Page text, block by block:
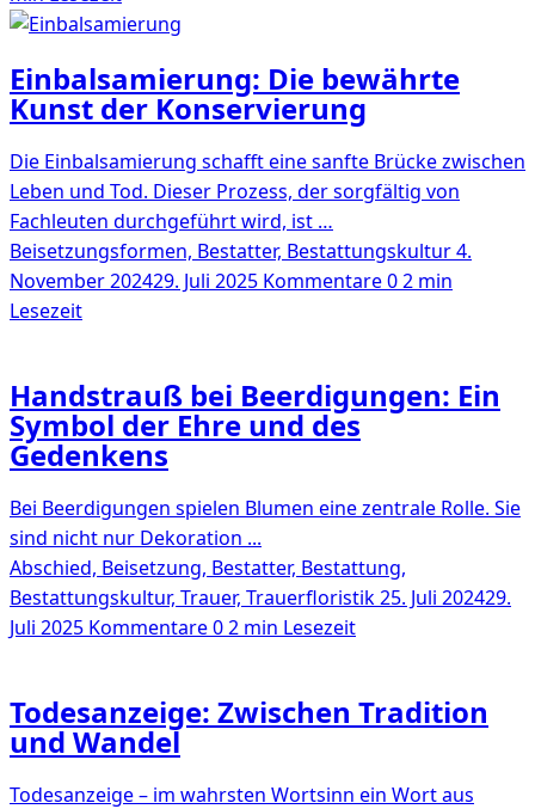
Einbalsamierung: Die bewährte
Kunst der Konservierung
Die Einbalsamierung schafft eine sanfte Brücke zwischen
Leben und Tod. Dieser Prozess, der sorgfältig von
Fachleuten durchgeführt wird, ist …
Beisetzungsformen, Bestatter, Bestattungskultur4.
November 202429. Juli 2025 Kommentare 02 min
Lesezeit
Handstrauß bei Beerdigungen: Ein
Symbol der Ehre und des
Gedenkens
Bei Beerdigungen spielen Blumen eine zentrale Rolle. Sie
sind nicht nur Dekoration ...
Abschied, Beisetzung, Bestatter, Bestattung,
Bestattungskultur, Trauer, Trauerfloristik25. Juli 202429.
Juli 2025 Kommentare 02 min Lesezeit
Todesanzeige: Zwischen Tradition
und Wandel
Todesanzeige – im wahrsten Wortsinn ein Wort aus